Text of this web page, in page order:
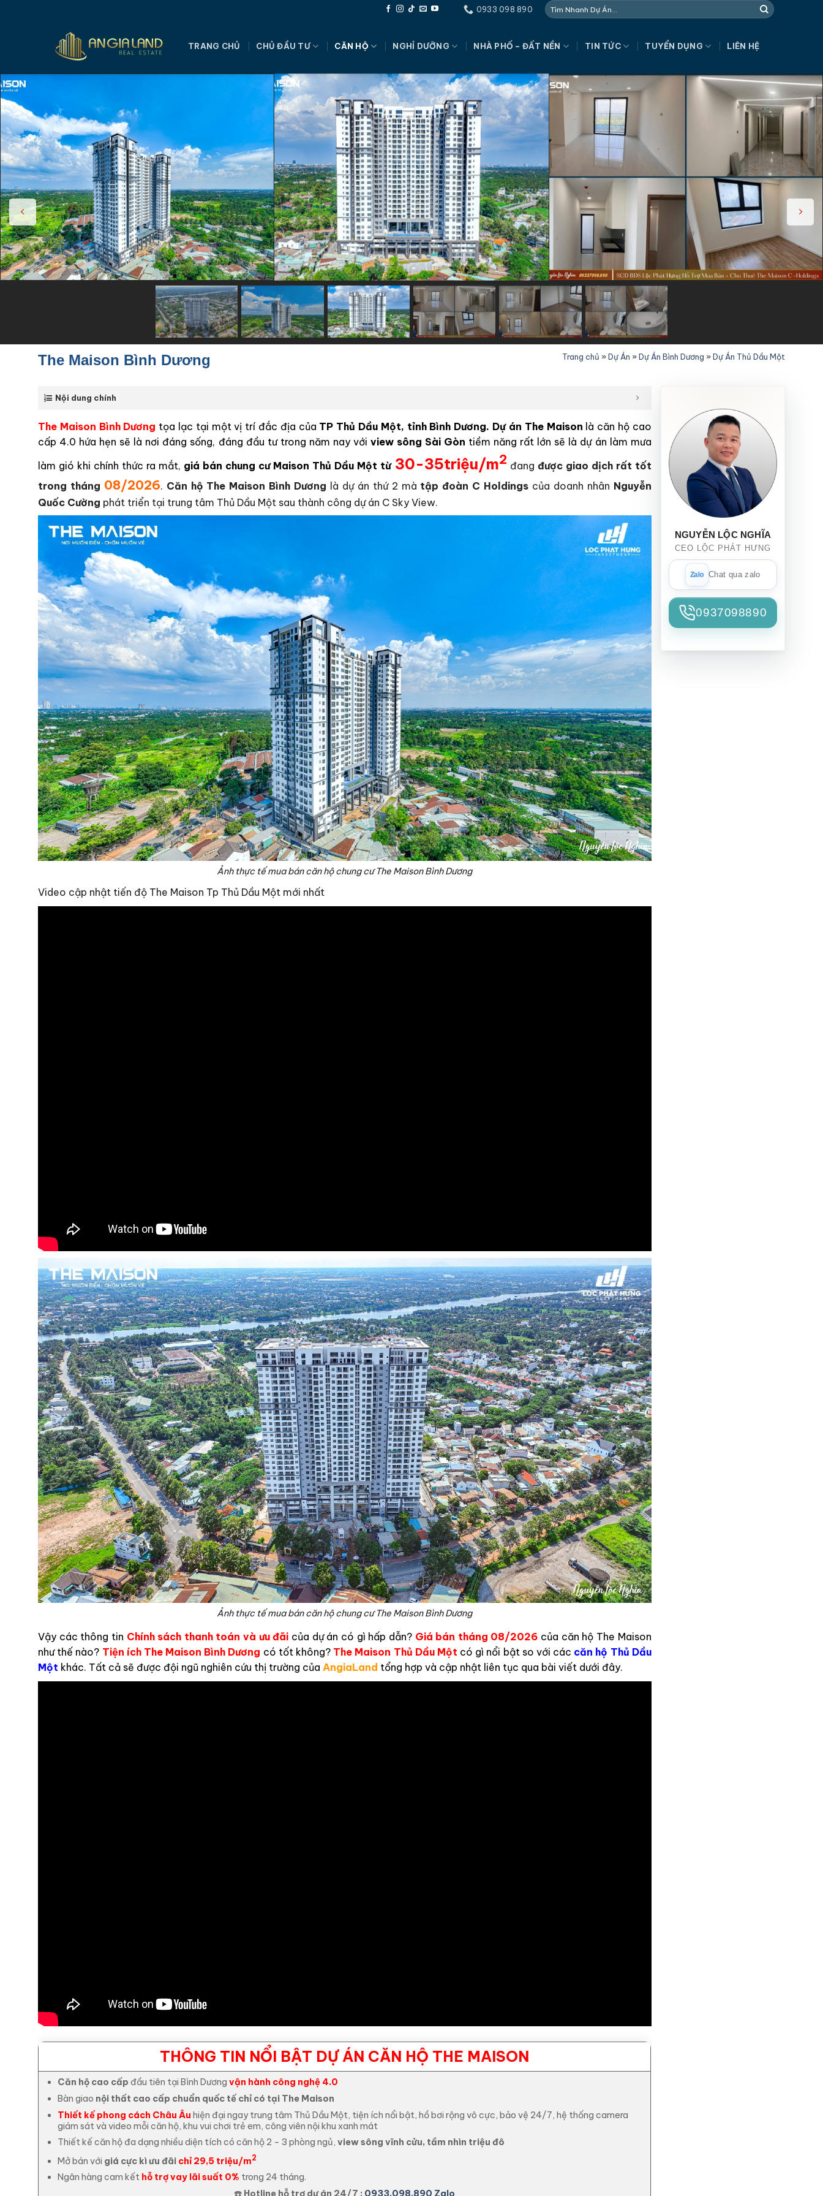
0933 098 890
TRANG CHỦ CHỦ ĐẦU TƯ CĂN HỘ NGHỈ DƯỠNG NHÀ PHỐ – ĐẤT NỀN TIN TỨC TUYỂN DỤNG LIÊN HỆ
The Maison Bình Dương Trang chủ »Dự Án »Dự Án Bình Dương »Dự Án Thủ Dầu Một
Nội dung chính
The Maison Bình Dương tọa lạc tại một vị trí đắc địa của TP Thủ Dầu Một, tỉnh Bình Dương. Dự án The Maison là căn hộ cao
cấp 4.0 hứa hẹn sẽ là nơi đáng sống, đáng đầu tư trong năm nay với view sông Sài Gòn tiềm năng rất lớn sẽ là dự án làm mưa
làm gió khi chính thức ra mắt, giá bán chung cư Maison Thủ Dầu Một từ 30-35triệu/m2 đang được giao dịch rất tốt
trong tháng 08/2026. Căn hộ The Maison Bình Dương là dự án thứ 2 mà tập đoàn C Holdings của doanh nhân Nguyễn
Quốc Cường phát triển tại trung tâm Thủ Dầu Một sau thành công dự án C Sky View.
Ảnh thực tế mua bán căn hộ chung cư The Maison Bình Dương
Video cập nhật tiến độ The Maison Tp Thủ Dầu Một mới nhất
Ảnh thực tế mua bán căn hộ chung cư The Maison Bình Dương
Vậy các thông tin Chính sách thanh toán và ưu đãi của dự án có gì hấp dẫn?Giá bán tháng 08/2026 của căn hộ The Maison
như thế nào? Tiện ích The Maison Bình Dương có tốt không? The Maison Thủ Dầu Một có gì nổi bật so với các căn hộ Thủ Dầu
Một khác. Tất cả sẽ được đội ngũ nghiên cứu thị trường của AngiaLand tổng hợp và cập nhật liên tục qua bài viết dưới đây.
THÔNG TIN NỔI BẬT DỰ ÁN CĂN HỘ THE MAISON
Căn hộ cao cấp đầu tiên tại Bình Dươngvận hành công nghệ 4.0
Bàn giao nội thất cao cấp chuẩn quốc tế chỉ có tại The Maison
Thiết kế phong cách Châu Âu hiện đại ngay trung tâm Thủ Dầu Một, tiện ích nổi bật, hồ bơi rộng vô cực, bảo vệ 24/7, hệ thống camera
giám sát và video mỗi căn hộ, khu vui chơi trẻ em, công viên nội khu xanh mát
Thiết kế căn hộ đa dạng nhiều diện tích có căn hộ 2 – 3 phòng ngủ,view sông vĩnh cửu, tầm nhìn triệu đô
Mở bán với giá cực kì ưu đãi chỉ 29,5 triệu/m2
Ngân hàng cam kết hỗ trợ vay lãi suất 0% trong 24 tháng.
☎️ Hotline hỗ trợ dự án 24/7 : 0933.098.890 Zalo
NGUYỄN LỘC NGHĨA
CEO LỘC PHÁT HƯNG
Chat qua zalo
0937098890